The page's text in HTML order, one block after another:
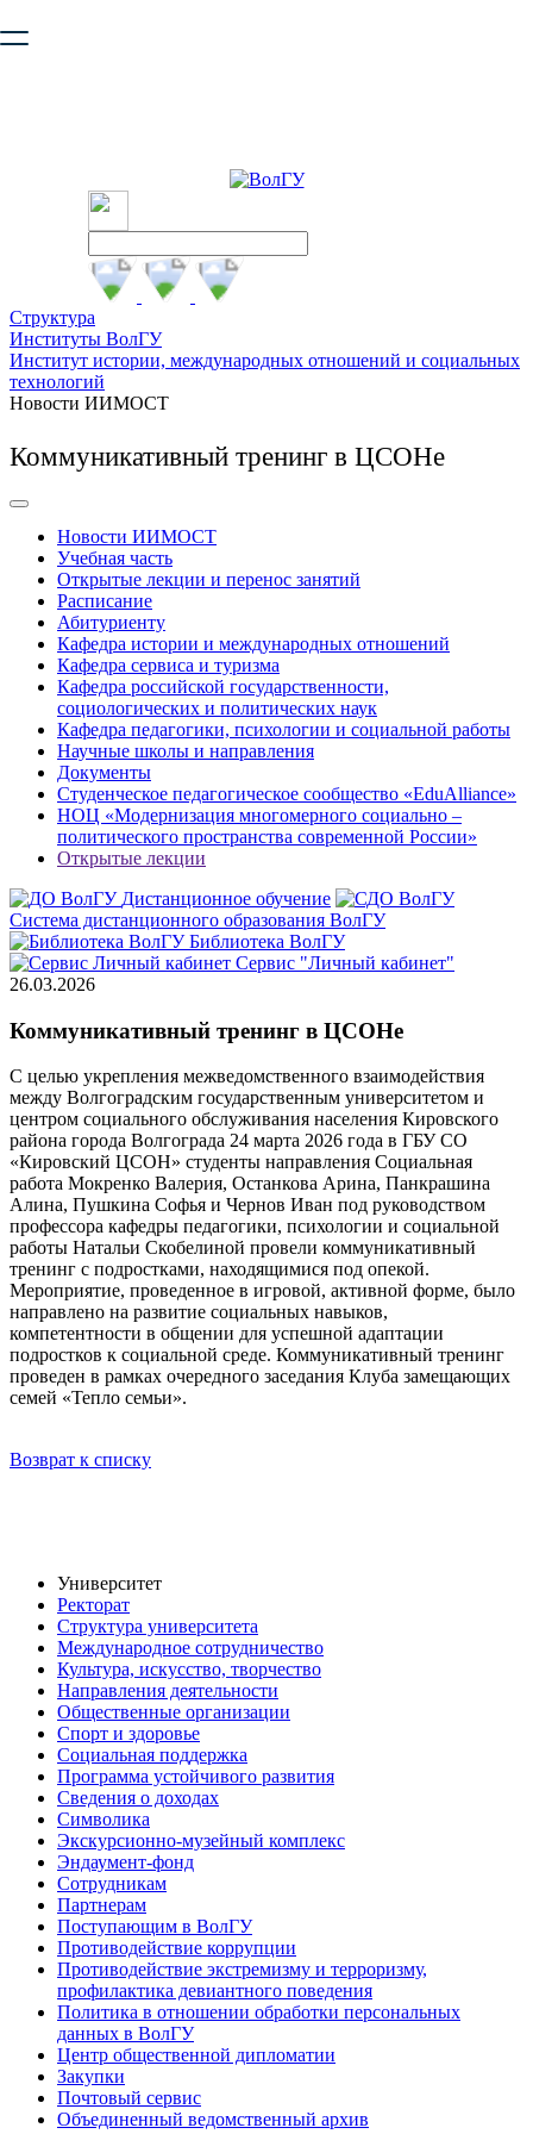
безопасную работу с сайтом. Пожалуйста
Структура
Институты ВолГУ
Институт истории, международных отношений и социальных
технологий
Новости ИИМОСТ
Коммуникативный тренинг в ЦСОНе
Новости ИИМОСТ
Учебная часть
Открытые лекции и перенос занятий
Расписание
Абитуриенту
Кафедра истории и международных отношений
Кафедра сервиса и туризма
Кафедра российской государственности,
социологических и политических наук
Кафедра педагогики, психологии и социальной работы
Научные школы и направления
Документы
Студенческое педагогическое сообщество «EduAlliance»
НОЦ «Модернизация многомерного социально –
политического пространства современной России»
Открытые лекции
Дистанционное обучение
Система дистанционного образования ВолГУ
Библиотека ВолГУ
Сервис "Личный кабинет"
26.03.2026
Коммуникативный тренинг в ЦСОНе
С целью укрепления межведомственного взаимодействия
между Волгоградским государственным университетом и
центром социального обслуживания населения Кировского
района города Волгограда 24 марта 2026 года в ГБУ СО
«Кировский ЦСОН» студенты направления Социальная
работа Мокренко Валерия, Останкова Арина, Панкрашина
Алина, Пушкина Софья и Чернов Иван под руководством
профессора кафедры педагогики, психологии и социальной
работы Натальи Скобелиной провели коммуникативный
тренинг с подростками, находящимися под опекой.
Мероприятие, проведенное в игровой, активной форме, было
направлено на развитие социальных навыков,
компетентности в общении для успешной адаптации
подростков к социальной среде. Коммуникативный тренинг
проведен в рамках очередного заседания Клуба замещающих
семей «Тепло семьи».
Возврат к списку
Университет
Ректорат
Структура университета
Международное сотрудничество
Культура, искусство, творчество
Направления деятельности
Общественные организации
Спорт и здоровье
Социальная поддержка
Программа устойчивого развития
Сведения о доходах
Символика
Экскурсионно-музейный комплекс
Эндаумент-фонд
Сотрудникам
Партнерам
Поступающим в ВолГУ
Противодействие коррупции
Противодействие экстремизму и терроризму,
профилактика девиантного поведения
Политика в отношении обработки персональных
данных в ВолГУ
Центр общественной дипломатии
Закупки
Почтовый сервис
Объединенный ведомственный архив